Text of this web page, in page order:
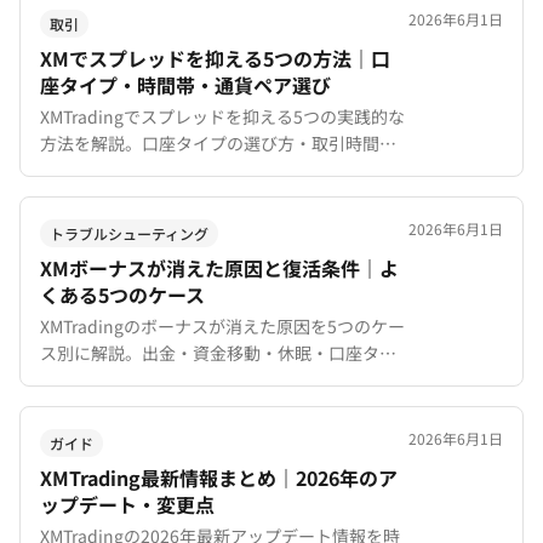
す。
取引
XMでスプレッドを抑える5つの方法｜口
座タイプ・時間帯・通貨ペア選び
XMTradingでスプレッドを抑える5つの実践的な
方法を解説。口座タイプの選び方・取引時間
帯・通貨ペア・経済指標の避け方・XMポイント
活用で年間コストを大幅に削減できます。
2026年6月1日
トラブルシューティング
XMボーナスが消えた原因と復活条件｜よ
くある5つのケース
XMTradingのボーナスが消えた原因を5つのケー
ス別に解説。出金・資金移動・休眠・口座タイ
プ変更・規約違反それぞれの消滅条件と、ボー
ナスが復活できるかどうかをケース別に紹介し
ます。
2026年6月1日
ガイド
XMTrading最新情報まとめ｜2026年のア
ップデート・変更点
XMTradingの2026年最新アップデート情報を時
2026年6月1日